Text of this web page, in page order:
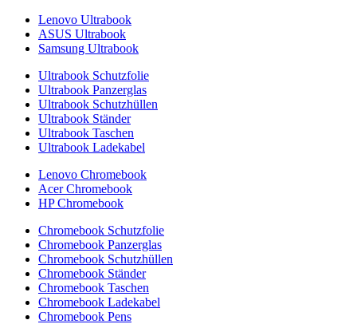
Lenovo Ultrabook
ASUS Ultrabook
Samsung Ultrabook
Ultrabook Schutzfolie
Ultrabook Panzerglas
Ultrabook Schutzhüllen
Ultrabook Ständer
Ultrabook Taschen
Ultrabook Ladekabel
Lenovo Chromebook
Acer Chromebook
HP Chromebook
Chromebook Schutzfolie
Chromebook Panzerglas
Chromebook Schutzhüllen
Chromebook Ständer
Chromebook Taschen
Chromebook Ladekabel
Chromebook Pens